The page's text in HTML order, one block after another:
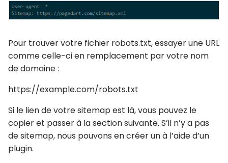
Pour trouver votre fichier robots.txt, essayer une URL
comme celle-ci en remplacement par votre nom
de domaine :
https://example.com/robots.txt
Si le lien de votre sitemap est là, vous pouvez le
copier et passer à la section suivante. S’il n’y a pas
de sitemap, nous pouvons en créer un à l’aide d’un
plugin.